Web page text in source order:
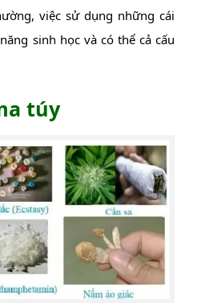
việc sử dụng những cái
sinh học và có thể cả cấu
túy